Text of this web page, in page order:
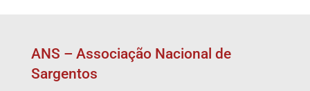
ANS – Associação Nacional de
Sargentos